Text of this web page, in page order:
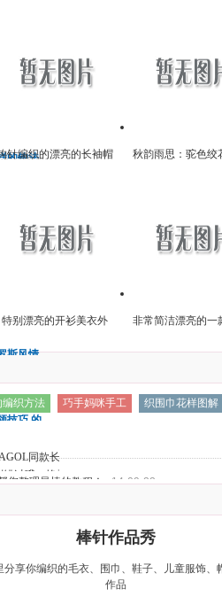
详细织
的钩法
针连衣
针连衣
钩衣花
钩衣花
斯风情
斯风情
技巧 的
吗？
技巧 的
懂吗？
同款长段染毛
过哦，艳子4.
针编织的漂亮的长袖帽
秋韵雨思：驼色绞
特别漂亮的开衫美衣外
非常简洁漂亮的一
编织方法 巧手妈咪手工
织围巾花样图解
您整理最棒的教程！ 14-09-22
棒针作品秀
享你编织的毛衣、围巾、鞋子、儿童服饰、
作品